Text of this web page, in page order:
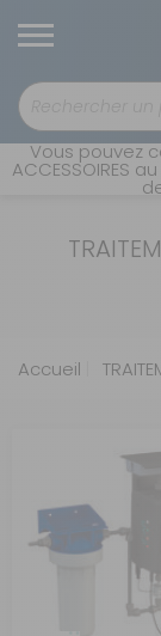
Vous pouvez
ACCESSOIRES
Accueil